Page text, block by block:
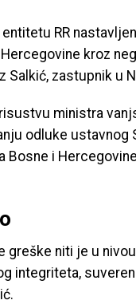
RR
kroz
Salkić, zastupnik u
ministra
odluke ustavnog
Bosne i
greške niti je u
integriteta,